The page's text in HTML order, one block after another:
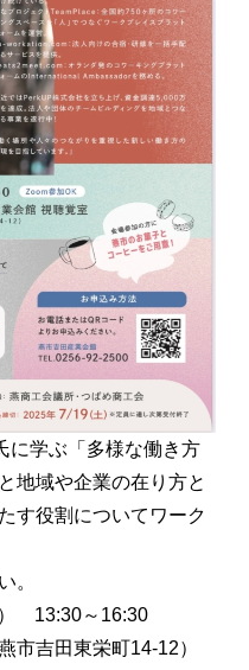
学ぶ「多様な働き方
地域や企業の在り方と
す役割についてワーク
。
） 13:30～16:30
市吉田東栄町14-12）